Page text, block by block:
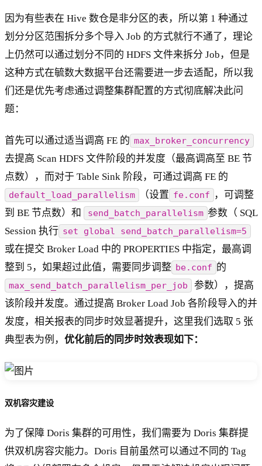
因为有些表在 Hive 数仓是非分区的表，所以第 1 种通过
划分分区范围拆分多个导入 Job 的方式就行不通了，理论
上仍然可以通过划分不同的 HDFS 文件来拆分 Job，但是
这种方式在毓数大数据平台还需要进一步去适配，所以我
们还是优先考虑通过调整集群配置的方式彻底解决此问
题：
首先可以通过适当调高 FE 的 max_broker_concurrency
去提高 Scan HDFS 文件阶段的并发度（最高调高至 BE 节
点数），而对于 Table Sink 阶段，可通过调高 FE 的
default_load_parallelism （设置 fe.conf
，可调整
到 BE 节点数）和
send_batch_parallelism 参数（ SQL
Session 执行 set global send_batch_parallelism=5
或在提交 Broker Load 中的 PROPERTIES 中指定，最高调
整到 5，如果超过此值，需要同步调整 be.conf 的
max_send_batch_parallelism_per_job
参数），提高
该阶段并发度。通过提高 Broker Load Job 各阶段导入的并
发度，相关报表的同步时效显著提升，这里我们选取 5 张
典型表为例， 优化前后的同步时效表现如下：
双机容灾建设
为了保障 Doris 集群的可用性，我们需要为 Doris 集群提
供双机房容灾能力。Doris 目前虽然可以通过不同的 Tag